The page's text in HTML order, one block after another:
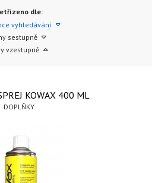
dle:
vyhledávání
sestupně
vzestupně
KOWAX 400 ML
DOPLŇKY